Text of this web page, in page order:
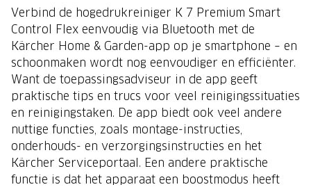
Verbind de hogedrukreiniger K 7 Premium Smart
Control Flex eenvoudig via Bluetooth met de
Kärcher Home & Garden-app op je smartphone – en
schoonmaken wordt nog eenvoudiger en efficiënter.
Want de toepassingsadviseur in de app geeft
praktische tips en trucs voor veel reinigingssituaties
en reinigingstaken. De app biedt ook veel andere
nuttige functies, zoals montage-instructies,
onderhouds- en verzorgingsinstructies en het
Kärcher Serviceportaal. Een andere praktische
functie is dat het apparaat een boostmodus heeft